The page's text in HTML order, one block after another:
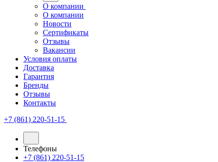
О компании
О компании
Новости
Сертификаты
Отзывы
Вакансии
Условия оплаты
Доставка
Гарантия
Бренды
Отзывы
Контакты
+7 (861) 220-51-15
Телефоны
+7 (861) 220-51-15